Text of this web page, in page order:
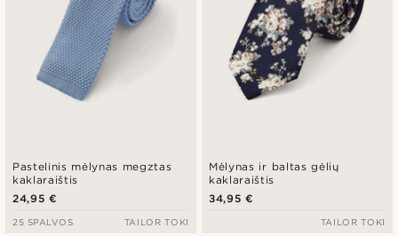
Pastelinis mėlynas megztas
kaklaraištis
24,95 €
25 SPALVOS TAILOR TOKI
Mėlynas ir baltas gėlių
kaklaraištis
34,95 €
TAILOR TOKI